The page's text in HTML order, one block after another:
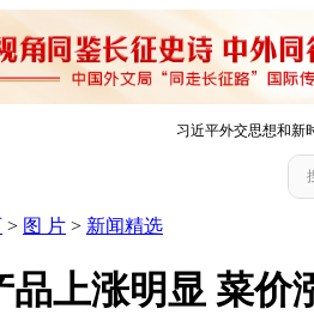
> 图 片 > 新闻精选
上涨明显 菜价